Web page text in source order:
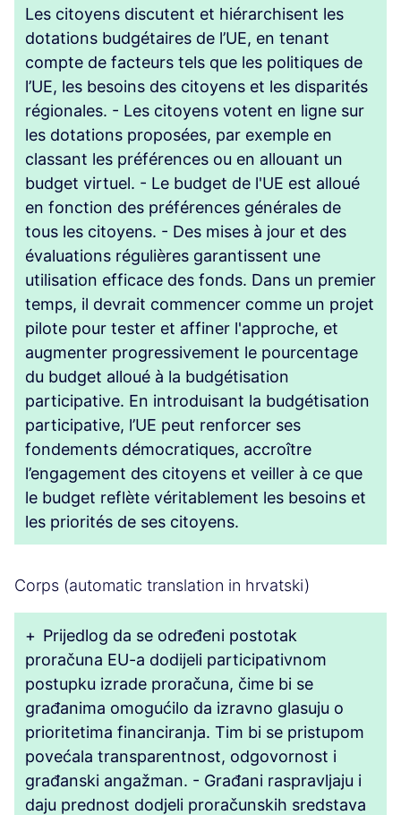
Les citoyens discutent et hiérarchisent les
dotations budgétaires de l’UE, en tenant
compte de facteurs tels que les politiques de
l’UE, les besoins des citoyens et les disparités
régionales. - Les citoyens votent en ligne sur
les dotations proposées, par exemple en
classant les préférences ou en allouant un
budget virtuel. - Le budget de l'UE est alloué
en fonction des préférences générales de
tous les citoyens. - Des mises à jour et des
évaluations régulières garantissent une
utilisation efficace des fonds. Dans un premier
temps, il devrait commencer comme un projet
pilote pour tester et affiner l'approche, et
augmenter progressivement le pourcentage
du budget alloué à la budgétisation
participative. En introduisant la budgétisation
participative, l’UE peut renforcer ses
fondements démocratiques, accroître
l’engagement des citoyens et veiller à ce que
le budget reflète véritablement les besoins et
les priorités de ses citoyens.
Corps (automatic translation in hrvatski)
+ Prijedlog da se određeni postotak
proračuna EU-a dodijeli participativnom
postupku izrade proračuna, čime bi se
građanima omogućilo da izravno glasuju o
prioritetima financiranja. Tim bi se pristupom
povećala transparentnost, odgovornost i
građanski angažman. - Građani raspravljaju i
daju prednost dodjeli proračunskih sredstava